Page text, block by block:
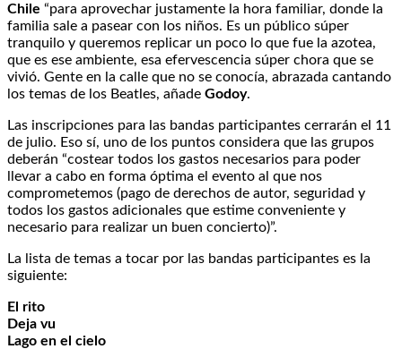
Chile “para aprovechar justamente la hora familiar, donde la
familia sale a pasear con los niños. Es un público súper
tranquilo y queremos replicar un poco lo que fue la azotea,
que es ese ambiente, esa efervescencia súper chora que se
vivió. Gente en la calle que no se conocía, abrazada cantando
los temas de los Beatles, añade Godoy.
Las inscripciones para las bandas participantes cerrarán el 11
de julio. Eso sí, uno de los puntos considera que las grupos
deberán “costear todos los gastos necesarios para poder
llevar a cabo en forma óptima el evento al que nos
comprometemos (pago de derechos de autor, seguridad y
todos los gastos adicionales que estime conveniente y
necesario para realizar un buen concierto)”.
La lista de temas a tocar por las bandas participantes es la
siguiente:
El rito
Deja vu
Lago en el cielo